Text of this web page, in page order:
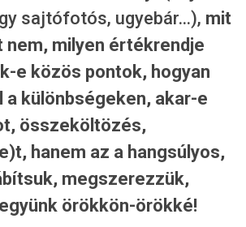
sajtófotós, ugyebár…), mit
nem, milyen értékrendje
e közös pontok, hogyan
a különbségeken, akar-e
összeköltözés,
hanem az a hangsúlyos,
megszerezzük,
örökkön-örökké!